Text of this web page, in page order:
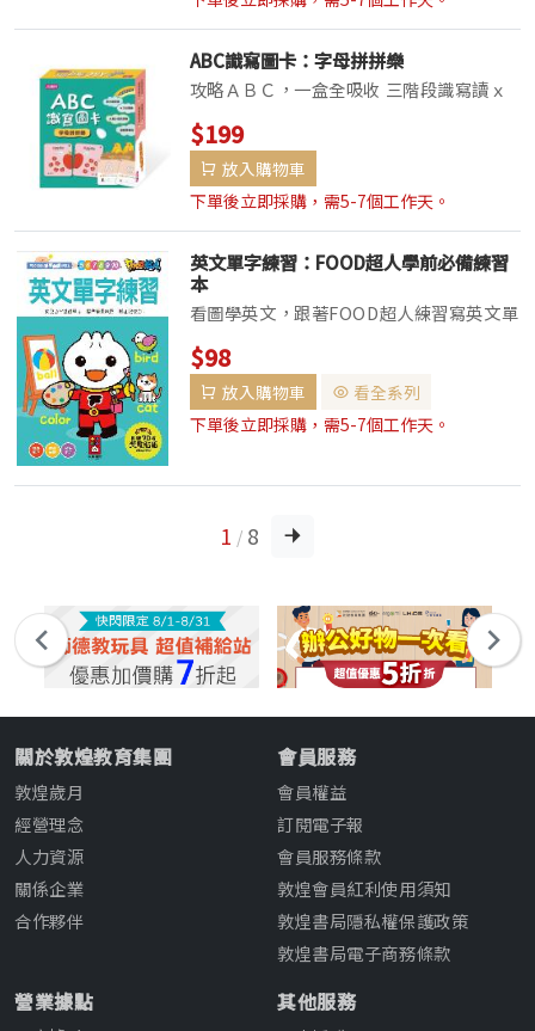
覺：柔軟布料的...
ABC識寫圖卡：字母拼拼樂
攻略ＡＢＣ，一盒全吸收 三階段識寫讀ｘ
大小寫拼拼樂 本套圖卡的設計，透過動手
拼組圖形，連結字母大小寫與詞彙。 內含
細緻架構與豐富巧思，從分階學習到趣味遊
戲，一盒全包。 陪伴孩子快速掌握字母識
寫重點，...
$199
放入購物車
下單後立即採購，需5-7個工作天。
英文單字練習：FOOD超人學前必備練習
本
看圖學英文，跟著FOOD超人練習寫英文單
字！ 收錄幼兒必學基礎英文單字，搭配格
線輔助，讓孩子依照描紅字體寫出標準的英
文字母，打好紮實的基礎。 全書圖文搭
配，將單字和圖像連結在一起，把短期記憶
$98
放入購物車
看全系列
下單後立即採購，需5-7個工作天。
1 / 8
關於敦煌教育集團
敦煌歲月
經營理念
人力資源
關係企業
合作夥伴
會員服務
會員權益
訂閱電子報
會員服務條款
敦煌會員紅利使用須知
敦煌書局隱私權保護政策
敦煌書局電子商務條款
營業據點 其他服務